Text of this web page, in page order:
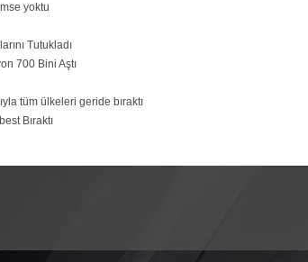
yoktu
Tutukladı
700 Bini Aştı
tüm ülkeleri geride bıraktı
Bıraktı